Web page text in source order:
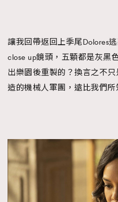
讓我回帶返回上季尾Dolores
close up鏡頭，五顆都是灰黑
出樂園後重製的？換言之不
造的機械人軍團，遠比我們所